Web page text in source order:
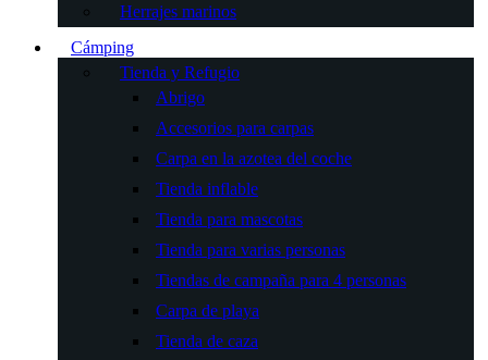
Herrajes marinos
Cámping
Tienda y Refugio
Abrigo
Accesorios para carpas
Carpa en la azotea del coche
Tienda inflable
Tienda para mascotas
Tienda para varias personas
Tiendas de campaña para 4 personas
Carpa de playa
Tienda de caza